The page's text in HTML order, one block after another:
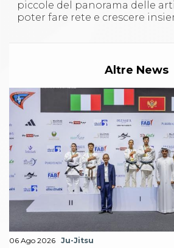
piccole del panorama delle
poter fare rete e crescere
Altre News
06 Ago 2026 Ju-Jitsu